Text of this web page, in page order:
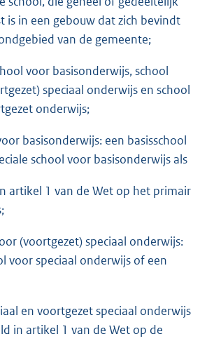
is in een gebouw dat zich bevindt
van de gemeente;
voor basisonderwijs, school
speciaal onderwijs en school
onderwijs;
basisonderwijs: een basisschool
school voor basisonderwijs als
artikel 1 van de Wet op het primair
(voortgezet) speciaal onderwijs:
voor speciaal onderwijs of een
en voortgezet speciaal onderwijs
in artikel 1 van de Wet op de